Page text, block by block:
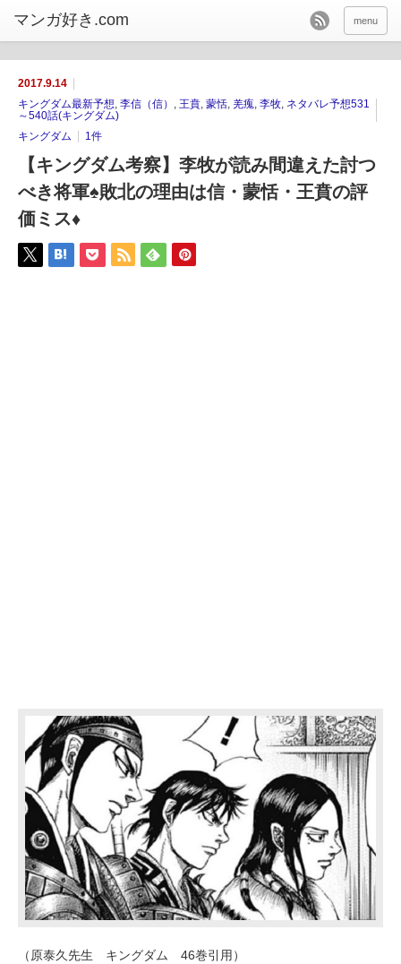
menu
2017.9.14
キングダム最新予想, 李信（信） , 王賁, 蒙恬, 羌瘣, 李牧, ネタバレ予想531
～540話(キングダム)
キングダム
1件
【キングダム考察】李牧が読み間違えた討つ
べき将軍♠敗北の理由は信・蒙恬・王賁の評
価ミス♦
（原泰久先生 キングダム 46巻引用）